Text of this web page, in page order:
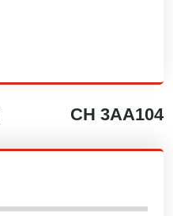
CH 3AA104